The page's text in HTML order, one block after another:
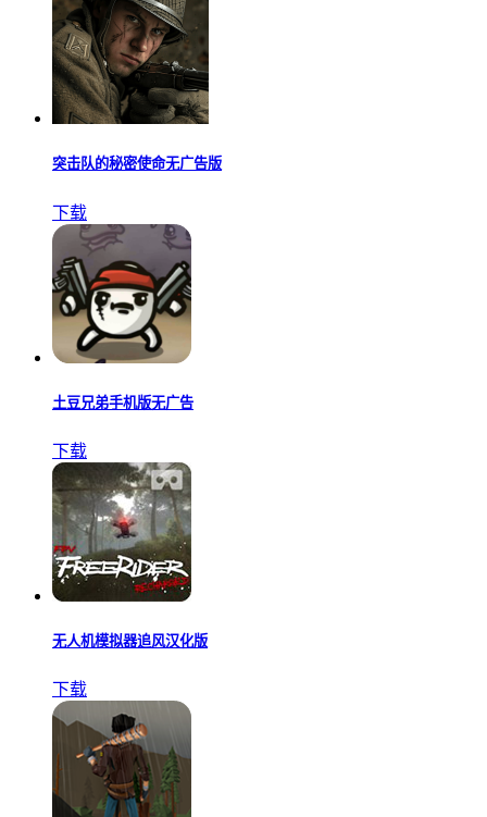
突击队的秘密使命无广告版
下载
土豆兄弟手机版无广告
下载
无人机模拟器追风汉化版
下载